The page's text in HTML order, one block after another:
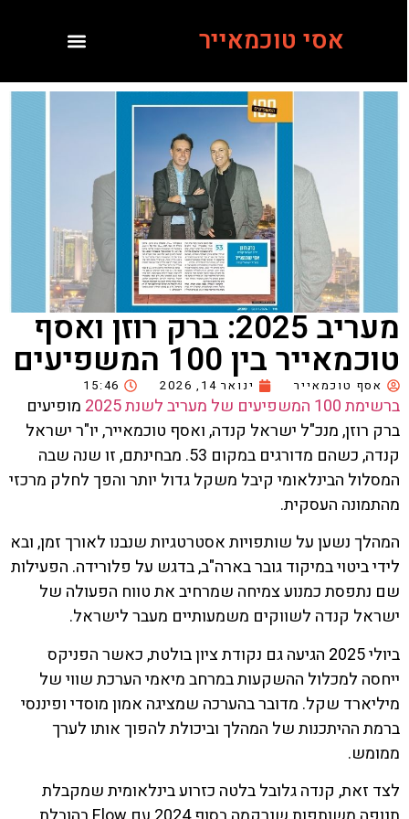
אסי טוכמאייר
מעריב 2025: ברק רוזן ואסף
טוכמאייר בין 100 המשפיעים
אסף טוכמאייר ינואר 14, 2026 15:46
ברשימת 100 המשפיעים של מעריב לשנת 2025
מופיעים
ברק רוזן, מנכ"ל ישראל קנדה, ואסף טוכמאייר, יו"ר ישראל
קנדה, כשהם מדורגים במקום 53. מבחינתם, זו שנה שבה
המסלול הבינלאומי קיבל משקל גדול יותר והפך לחלק מרכזי
מהתמונה העסקית.
המהלך נשען על שותפויות אסטרטגיות שנבנו לאורך זמן, ובא
לידי ביטוי במיקוד גובר בארה"ב, בדגש על פלורידה. הפעילות
שם נתפסת כמנוע צמיחה שמרחיב את טווח הפעולה של
ישראל קנדה לשווקים משמעותיים מעבר לישראל.
ביולי 2025 הגיעה גם נקודת ציון בולטת, כאשר הפניקס
ייחסה למכלול ההשקעות במרחב מיאמי הערכת שווי של
מיליארד שקל. מדובר בהערכה שמציגה אמון מוסדי ופיננסי
ברמת ההיתכנות של המהלך וביכולת להפוך אותו לערך
ממומש.
לצד זאת, קנדה גלובל בלטה כזרוע בינלאומית שמקבלת